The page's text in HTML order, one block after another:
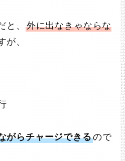
と、 外に出なきゃならな
が、
がらチャージできるので